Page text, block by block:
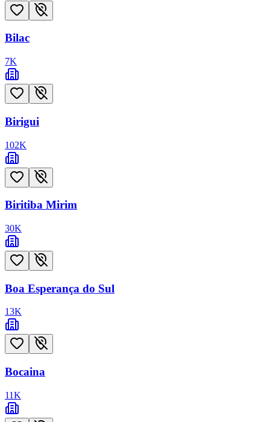
Bilac
7K
Birigui
102K
Biritiba Mirim
30K
Boa Esperança do Sul
13K
Bocaina
11K